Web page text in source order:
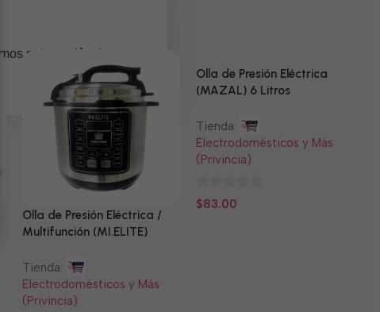
Olla de Presión Eléctrica /
Multifunción (MI.ELITE)
Tienda:
Electrodomésticos y Más
(Privincia)
Olla de Presión Eléctrica
(MAZAL) 6 Litros
Tienda:
Electrodomésticos y Más
(Privincia)
0
$83.00
pela paciência e